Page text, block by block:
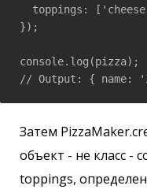
toppings:
});
console.log(pizza);
Затем
объект - не класс -
toppings,